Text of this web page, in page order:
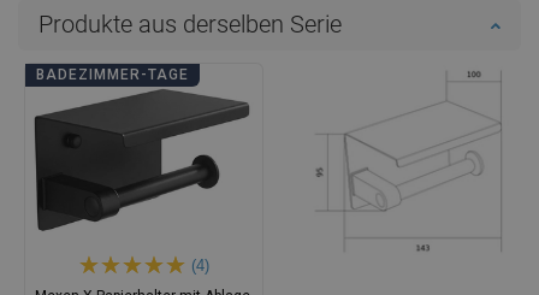
Produkte aus derselben Serie
BADEZIMMER-TAGE
(4)